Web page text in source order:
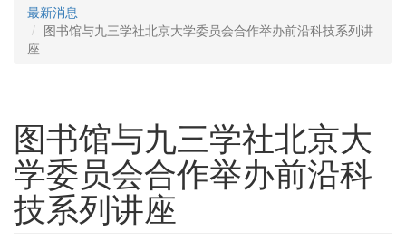
最新消息
图书馆与九三学社北京大学委员会合作举办前沿科技系列讲
座
图书馆与九三学社北京大
学委员会合作举办前沿科
技系列讲座